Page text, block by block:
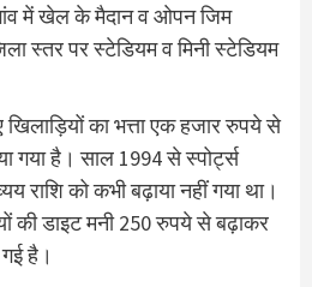
में खेल के मैदान व ओपन जिम
स्तर पर स्टेडियम व मिनी स्टेडियम
खिलाड़ियों का भत्ता एक हजार रुपये से
गया है। साल 1994 से स्पोर्ट्स
राशि को कभी बढ़ाया नहीं गया था।
की डाइट मनी 250 रुपये से बढ़ाकर
है।